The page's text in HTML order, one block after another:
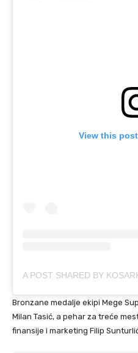
View this
Bronzane medalje ekipi Mege
Milan Tasić, a pehar za treće
finansije i marketing Filip